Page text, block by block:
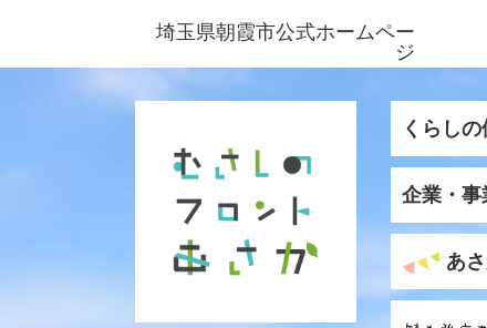
ジ
ュ
埼玉県朝霞市公式ホームペー
ジ
くらし
企業・事
あ